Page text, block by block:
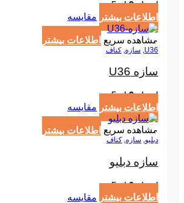
امتیاز0از 5
اطلاعات بیشتر مقایسه
مشاهده سریع اطلاعات بیشتر
U36 سازه کناف
سازه U36
امتیاز0از 5
اطلاعات بیشتر مقایسه
مشاهده سریع اطلاعات بیشتر
دبلیو, سازه, کناف
سازه دبلیو
امتیاز0از 5
اطلاعات بیشتر مقایسه